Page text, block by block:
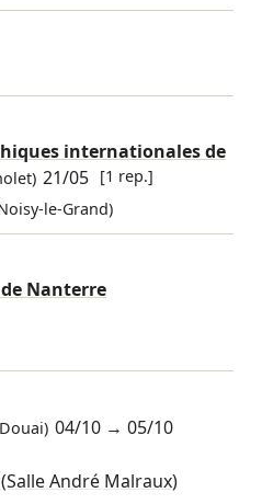
internationales de
21/05 [1 rep.]
le-Grand)
Nanterre
04/10 →05/10
(Salle André Malraux)